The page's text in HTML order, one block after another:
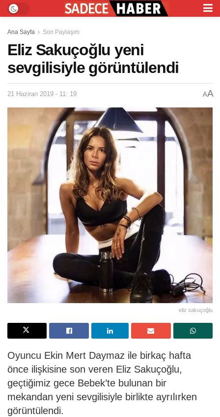
Ana Sayfa Son Paylaşım
Eliz Sakuçoğlu yeni
sevgilisiyle görüntülendi
21 Haziran 2019 - 11: 19 AA
eliz sakuçoğlu
Oyuncu Ekin Mert Daymaz ile birkaç hafta
önce ilişkisine son veren Eliz Sakuçoğlu,
geçtiğimiz gece Bebek’te bulunan bir
mekandan yeni sevgilisiyle birlikte ayrılırken
görüntülendi.